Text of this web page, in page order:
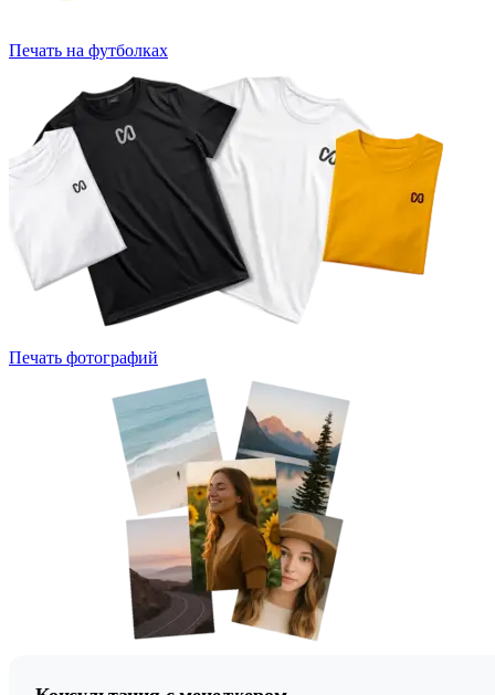
Печать на футболках
Печать фотографий